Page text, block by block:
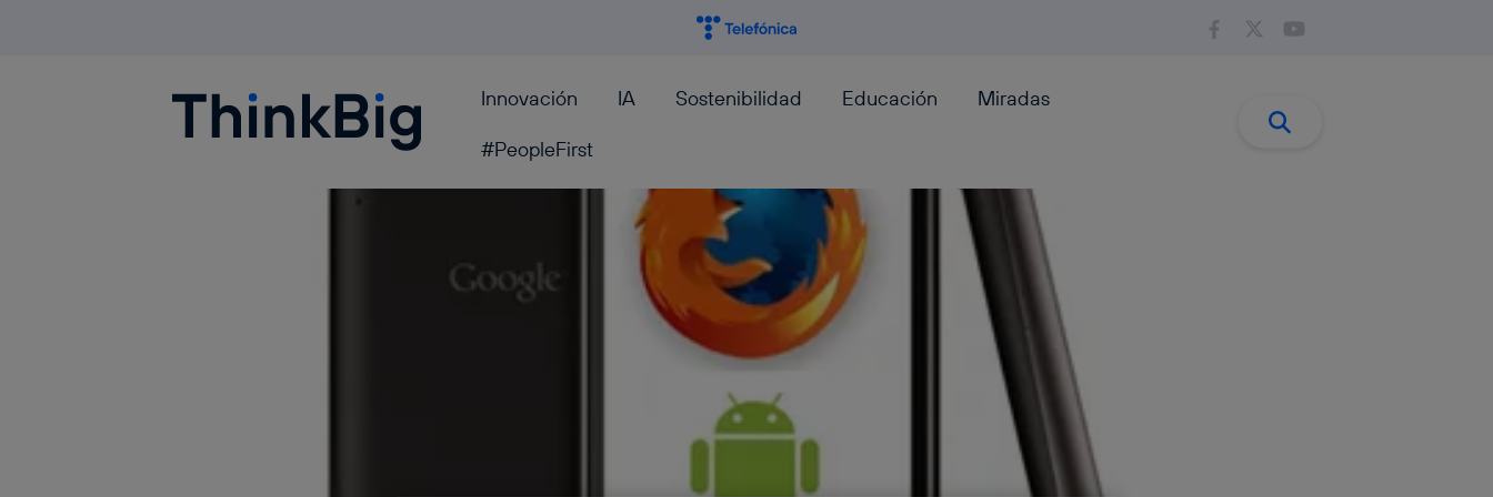
Blogthinkbig.com Innovación IA Sostenibilidad Educación
Miradas
#PeopleFirst
Buscar